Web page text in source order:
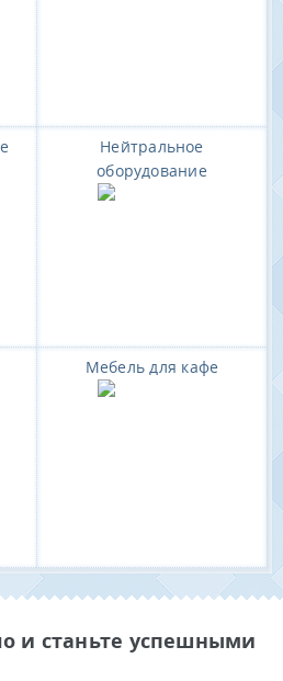
Нейтральное
оборудование
Мебель для кафе
и станьте успешными